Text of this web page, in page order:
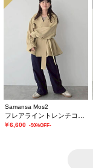
Samansa Mos2
￥6,600 -50%OFF-